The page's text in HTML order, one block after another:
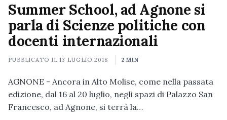
Summer School, ad Agnone si
parla di Scienze politiche con
docenti internazionali
PUBBLICATO IL13 LUGLIO 2018 2 MIN
AGNONE - Ancora in Alto Molise, come nella passata
edizione, dal 16 al 20 luglio, negli spazi di Palazzo San
Francesco, ad Agnone, si terrà la…